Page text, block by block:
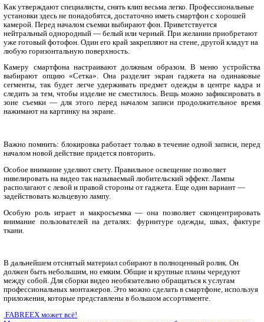
привлечь к ней интерес клиентов.
Удачно снятые ролики не только прекрасно
востребованы на площадках маркетплейсов,
но и положительно влияют на продажи. По данным
видео-описанием продается на 10% лучше нежели
контентом.
Как утверждают специалисты, снять клип весьма легко.
установки здесь не понадобятся, достаточно иметь
уже готовый фотофон. Один его край закрепляют на стене,
любую горизонтальную поверхность.
Камеру смартфона настраивают должным образом. В
выбирают опцию «Сетка». Она разделит экран гаджета
сегменты, так будет легче удерживать предмет одежды в
следить за тем, чтобы изделие не сместилось. Вещь можно
зоне съемки — для этого перед началом записи
нажимают на картинку на экране.
Важно помнить: блокировка работает только в течение
началом новой действие придется повторить.
Особое внимание уделяют свету. Правильное освещение
нивелировать на видео так называемый любительский